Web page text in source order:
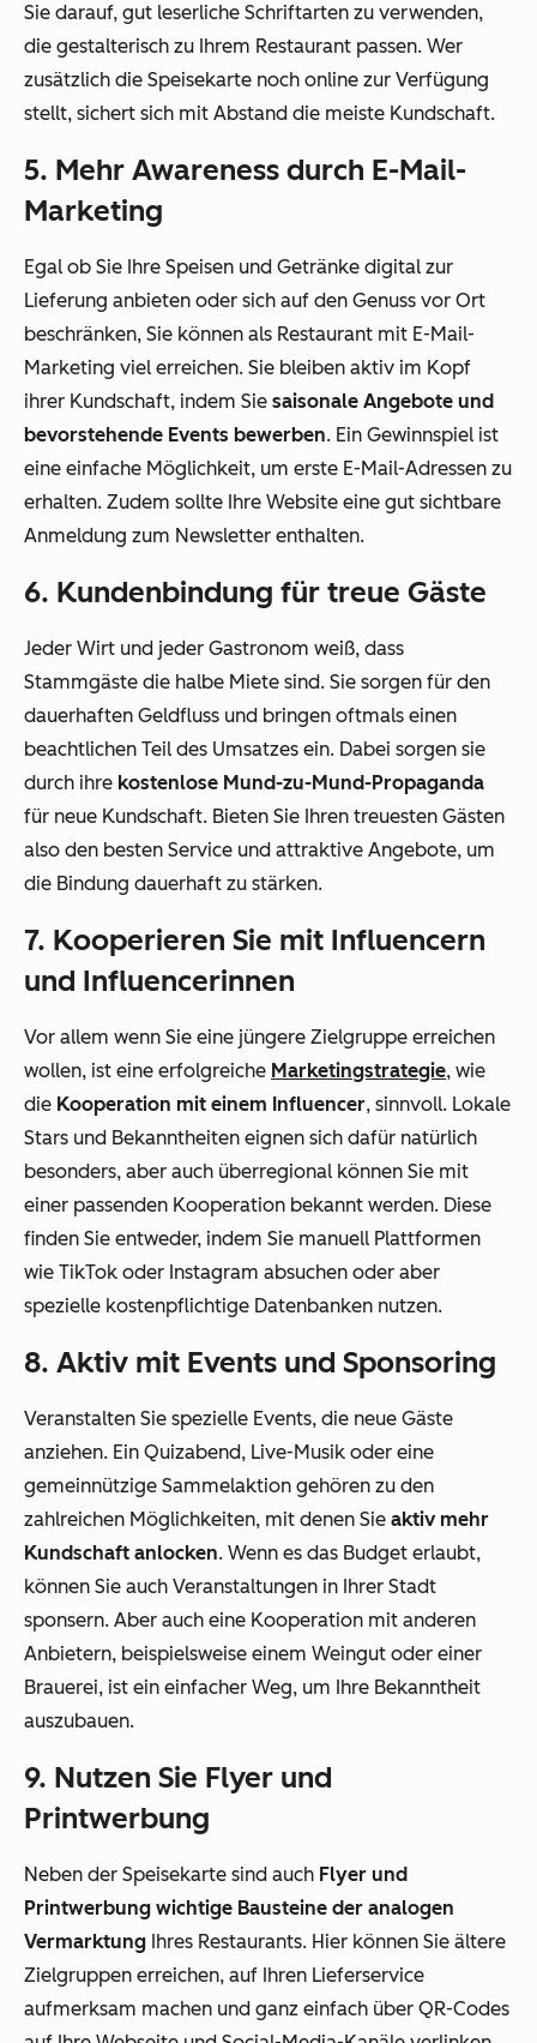
Sie darauf, gut leserliche Schriftarten zu verwenden,
die gestalterisch zu Ihrem Restaurant passen. Wer
zusätzlich die Speisekarte noch online zur Verfügung
stellt, sichert sich mit Abstand die meiste Kundschaft.
5. Mehr Awareness durch E-Mail-
Marketing
Egal ob Sie Ihre Speisen und Getränke digital zur
Lieferung anbieten oder sich auf den Genuss vor Ort
beschränken, Sie können als Restaurant mit E-Mail-
Marketing viel erreichen. Sie bleiben aktiv im Kopf
ihrer Kundschaft, indem Sie saisonale Angebote und
bevorstehende Events bewerben. Ein Gewinnspiel ist
eine einfache Möglichkeit, um erste E-Mail-Adressen zu
erhalten. Zudem sollte Ihre Website eine gut sichtbare
Anmeldung zum Newsletter enthalten.
6. Kundenbindung für treue Gäste
Jeder Wirt und jeder Gastronom weiß, dass
Stammgäste die halbe Miete sind. Sie sorgen für den
dauerhaften Geldfluss und bringen oftmals einen
beachtlichen Teil des Umsatzes ein. Dabei sorgen sie
durch ihre kostenlose Mund-zu-Mund-Propaganda
für neue Kundschaft. Bieten Sie Ihren treuesten Gästen
also den besten Service und attraktive Angebote, um
die Bindung dauerhaft zu stärken.
7. Kooperieren Sie mit Influencern
und Influencerinnen
Vor allem wenn Sie eine jüngere Zielgruppe erreichen
wollen, ist eine erfolgreiche Marketingstrategie, wie
die Kooperation mit einem Influencer, sinnvoll. Lokale
Stars und Bekanntheiten eignen sich dafür natürlich
besonders, aber auch überregional können Sie mit
einer passenden Kooperation bekannt werden. Diese
finden Sie entweder, indem Sie manuell Plattformen
wie TikTok oder Instagram absuchen oder aber
spezielle kostenpflichtige Datenbanken nutzen.
8. Aktiv mit Events und Sponsoring
Veranstalten Sie spezielle Events, die neue Gäste
anziehen. Ein Quizabend, Live-Musik oder eine
gemeinnützige Sammelaktion gehören zu den
zahlreichen Möglichkeiten, mit denen Sie aktiv mehr
Kundschaft anlocken. Wenn es das Budget erlaubt,
können Sie auch Veranstaltungen in Ihrer Stadt
sponsern. Aber auch eine Kooperation mit anderen
Anbietern, beispielsweise einem Weingut oder einer
Brauerei, ist ein einfacher Weg, um Ihre Bekanntheit
auszubauen.
9. Nutzen Sie Flyer und
Printwerbung
Neben der Speisekarte sind auch Flyer und
Printwerbung wichtige Bausteine der analogen
Vermarktung Ihres Restaurants. Hier können Sie ältere
Zielgruppen erreichen, auf Ihren Lieferservice
aufmerksam machen und ganz einfach über QR-Codes